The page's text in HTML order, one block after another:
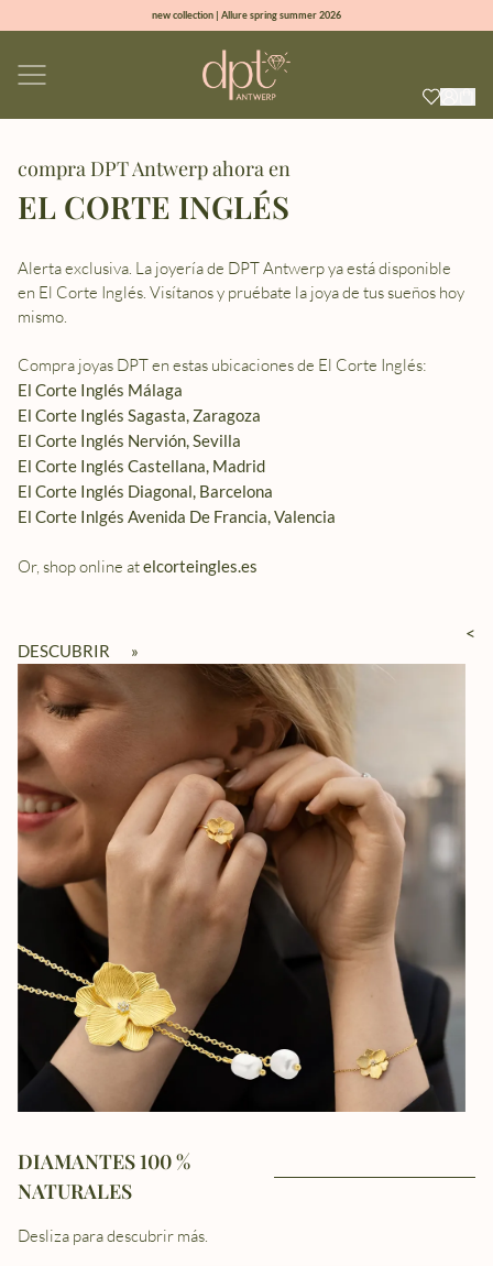
new collection | Allure spring summer 2026
sign up & get 10% off on your first order
compra DPT Antwerp ahora en
EL CORTE INGLÉS
Alerta exclusiva. La joyería de DPT Antwerp ya está disponible
en El Corte Inglés. Visítanos y pruébate la joya de tus sueños hoy
mismo.
El Corte Inglés Málaga
El Corte Inglés Sagasta, Zaragoza
El Corte Inglés Nervión, Sevilla
El Corte Inglés Castellana, Madrid
El Corte Inglés Diagonal, Barcelona
El Corte Inlgés Avenida De Francia, Valencia
Or, shop online atelcorteingles.es
DESCUBRIR »
<
DIAMANTES 100 %
NATURALES
Desliza para descubrir más.